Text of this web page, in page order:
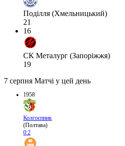
Поділля (Хмельницький)
21
16
СК Металург (Запоріжжя)
19
7 серпня Матчі у цей день
1958
Колгоспник
(Полтава)
0:2